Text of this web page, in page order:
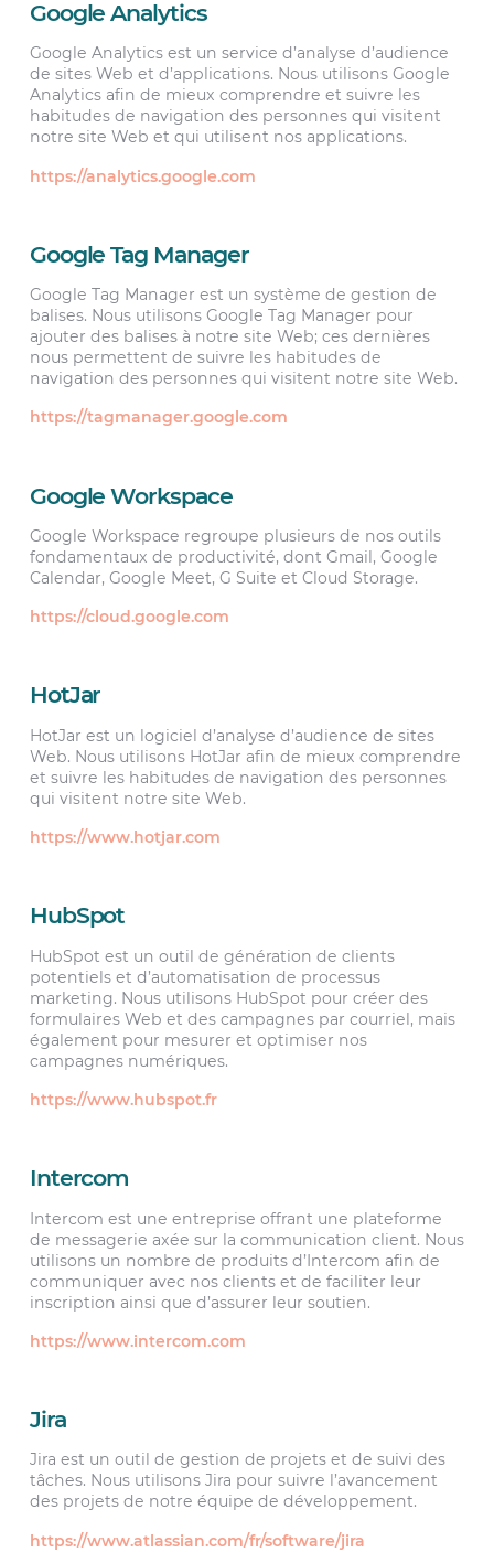
Google Analytics
Google Analytics est un service d’analyse d’audience
de sites Web et d’applications. Nous utilisons Google
Analytics afin de mieux comprendre et suivre les
habitudes de navigation des personnes qui visitent
notre site Web et qui utilisent nos applications.
https://analytics.google.com
Google Tag Manager
Google Tag Manager est un système de gestion de
balises. Nous utilisons Google Tag Manager pour
ajouter des balises à notre site Web; ces dernières
nous permettent de suivre les habitudes de
navigation des personnes qui visitent notre site Web.
https://tagmanager.google.com
Google Workspace
Google Workspace regroupe plusieurs de nos outils
fondamentaux de productivité, dont Gmail, Google
Calendar, Google Meet, G Suite et Cloud Storage.
https://cloud.google.com
HotJar
HotJar est un logiciel d’analyse d’audience de sites
Web. Nous utilisons HotJar afin de mieux comprendre
et suivre les habitudes de navigation des personnes
qui visitent notre site Web.
https://www.hotjar.com
HubSpot
HubSpot est un outil de génération de clients
potentiels et d’automatisation de processus
marketing. Nous utilisons HubSpot pour créer des
formulaires Web et des campagnes par courriel, mais
également pour mesurer et optimiser nos
campagnes numériques.
https://www.hubspot.fr
Intercom
Intercom est une entreprise offrant une plateforme
de messagerie axée sur la communication client. Nous
utilisons un nombre de produits d’Intercom afin de
communiquer avec nos clients et de faciliter leur
inscription ainsi que d’assurer leur soutien.
https://www.intercom.com
Jira
Jira est un outil de gestion de projets et de suivi des
tâches. Nous utilisons Jira pour suivre l’avancement
des projets de notre équipe de développement.
https://www.atlassian.com/fr/software/jira